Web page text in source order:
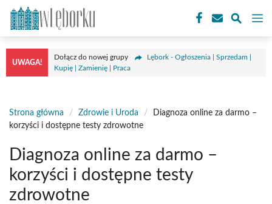
Przejdź
treści
UWAGA!
Dołącz do nowej grupy
Lębork - Ogłoszenia | Sprzedam |
Kupię | Zamienię | Praca
Strona główna / Zdrowie i Uroda /
Diagnoza online za darmo –
korzyści i dostępne testy zdrowotne
Diagnoza online za darmo –
korzyści i dostępne testy
zdrowotne